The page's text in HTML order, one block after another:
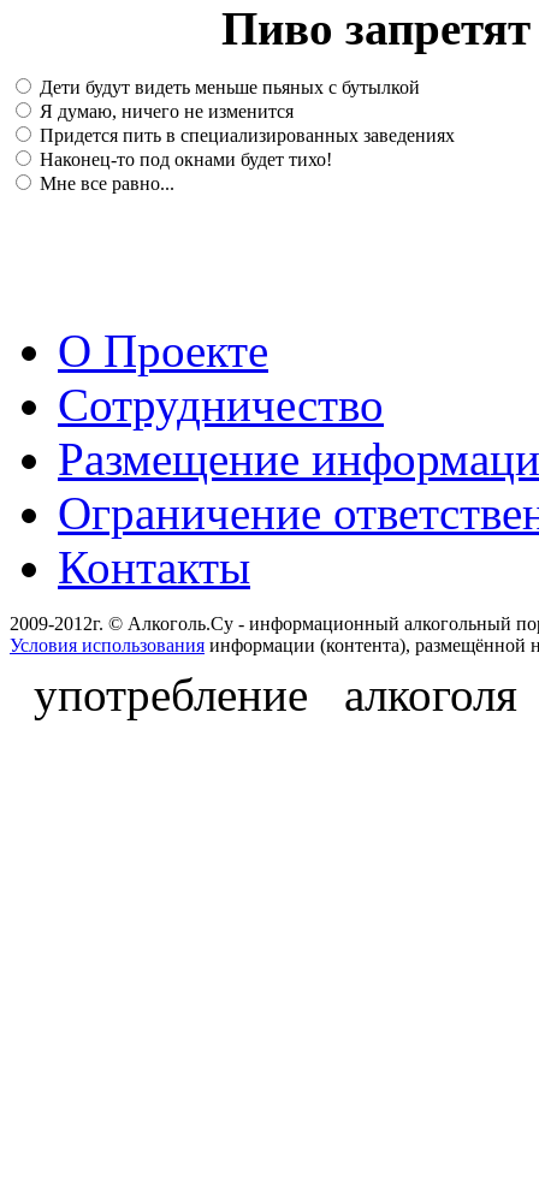
Пиво
Дети будут видеть меньше пьяных с бутылкой
Я думаю, ничего не изменится
Придется пить в специализированных заведениях
Наконец-то под окнами будет тихо!
Мне все равно...
О Проекте
Сотрудничество
Размещение
Ограничение
Контакты
2009-2012г. © Алкоголь.Су - информационный алкогольный
Условия использования информации (контента), размещённой
употребление